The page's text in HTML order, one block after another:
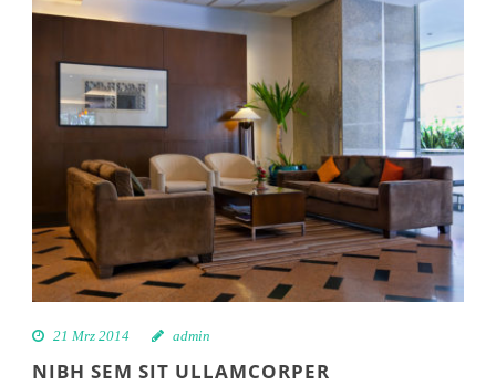
21 Mrz 2014 admin
NIBH SEM SIT ULLAMCORPER